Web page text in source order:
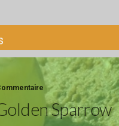
Sparrow